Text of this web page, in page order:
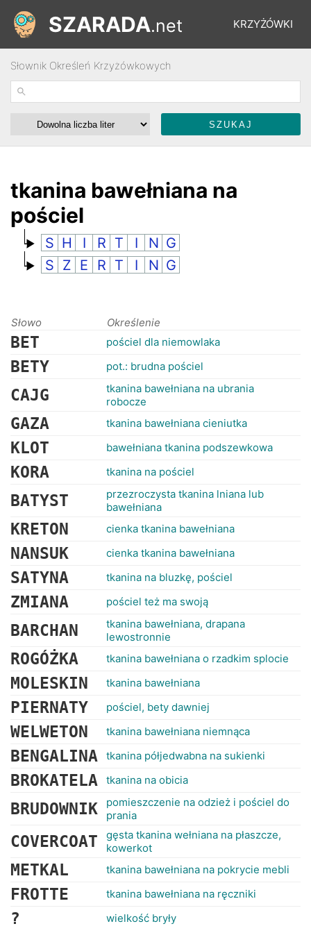
KRZYŻÓWKI
ŁAMIGŁÓWKI
SZARADA.net
Słownik Określeń Krzyżówkowych
tkanina bawełniana na
pościel
S H I R T I N G
S Z E R T I N G
Słowo Określenie
BET pościel dla niemowlaka
BETY pot.: brudna pościel
CAJG
tkanina bawełniana na ubrania
robocze
GAZA tkanina bawełniana cieniutka
KLOT bawełniana tkanina podszewkowa
KORA tkanina na pościel
BATYST
przezroczysta tkanina lniana lub
bawełniana
KRETON cienka tkanina bawełniana
NANSUK cienka tkanina bawełniana
SATYNA tkanina na bluzkę, pościel
ZMIANA pościel też ma swoją
BARCHAN
tkanina bawełniana, drapana
lewostronnie
ROGÓŻKA tkanina bawełniana o rzadkim splocie
MOLESKIN tkanina bawełniana
PIERNATY pościel, bety dawniej
WELWETON tkanina bawełniana niemnąca
BENGALINA tkanina półjedwabna na sukienki
BROKATELA tkanina na obicia
BRUDOWNIK
pomieszczenie na odzież i pościel do
prania
COVERCOAT
gęsta tkanina wełniana na płaszcze,
kowerkot
METKAL tkanina bawełniana na pokrycie mebli
FROTTE tkanina bawełniana na ręczniki
? wielkość bryły